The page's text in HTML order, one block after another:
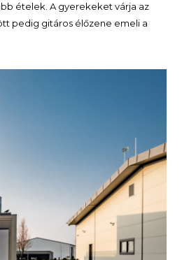
ételek. A gyerekeket várja az
pedig gitáros élőzene emeli a